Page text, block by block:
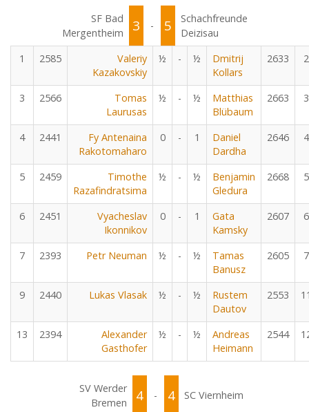
SF Bad
Mergentheim
3 - 5
Schachfreunde
Deizisau
1
2585
Valeriy
Kazakovskiy
½ - ½
Dmitrij
Kollars
2633 2
3 2566
Tomas
Laurusas
½ - ½
Matthias
Blübaum
2663 3
4 2441
Fy Antenaina
Rakotomaharo
0 - 1
Daniel
Dardha
2646 4
5 2459
Timothe
Razafindratsima
½ - ½
Benjamin
Gledura
2668 5
6 2451
Vyacheslav
Ikonnikov
0 - 1
Gata
Kamsky
2607 6
7 2393 Petr Neuman ½ - ½
Tamas
Banusz
2605 7
9 2440 Lukas Vlasak ½ - ½
Rustem
Dautov
2553
13 2394
Alexander
Gasthofer
½ - ½
Andreas
Heimann
2544
SV Werder
Bremen
4 - 4 SC Viernheim